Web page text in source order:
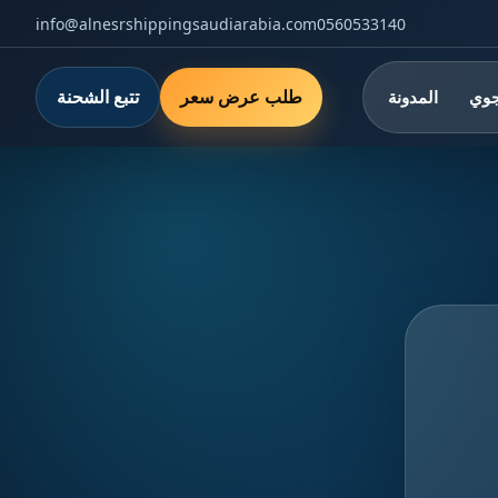
0560533140
info@alnesrshippingsaudiarabia.com
المدونة طلب عرض سعر تتبع الشحنة